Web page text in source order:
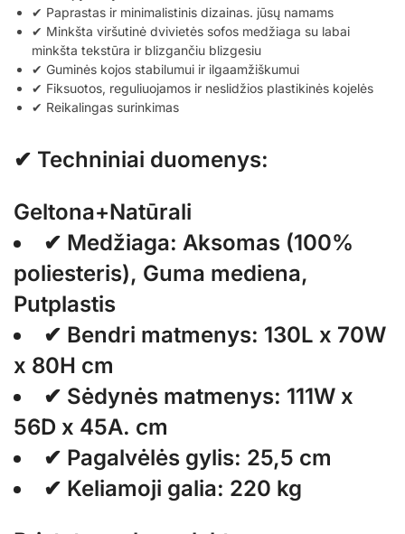
✔ Paprastas ir minimalistinis dizainas. jūsų namams
✔ Minkšta viršutinė dvivietės sofos medžiaga su labai
minkšta tekstūra ir blizgančiu blizgesiu
✔ Guminės kojos stabilumui ir ilgaamžiškumui
✔ Fiksuotos, reguliuojamos ir neslidžios plastikinės kojelės
✔ Reikalingas surinkimas
✔ Techniniai duomenys:
Geltona+Natūrali
✔ Medžiaga: Aksomas (100%
poliesteris), Guma mediena,
Putplastis
✔ Bendri matmenys: 130L x 70W
x 80H cm
✔ Sėdynės matmenys: 111W x
56D x 45A. cm
✔ Pagalvėlės gylis: 25,5 cm
✔ Keliamoji galia: 220 kg